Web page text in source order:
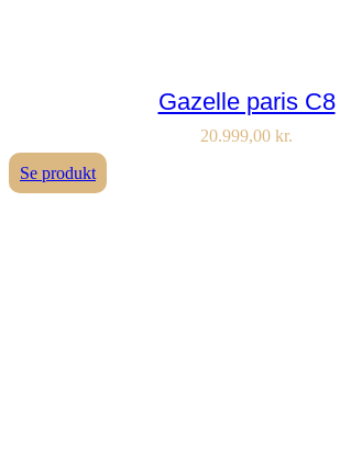
Gazelle paris C8
20.999,00 kr.
Se produkt